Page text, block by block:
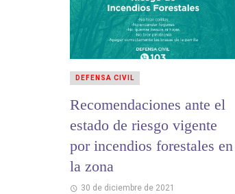
Recomendaciones ante el
estado de riesgo vigente
por incendios forestales en
la zona
30 de diciembre de 2021
DEFENSA CIVIL